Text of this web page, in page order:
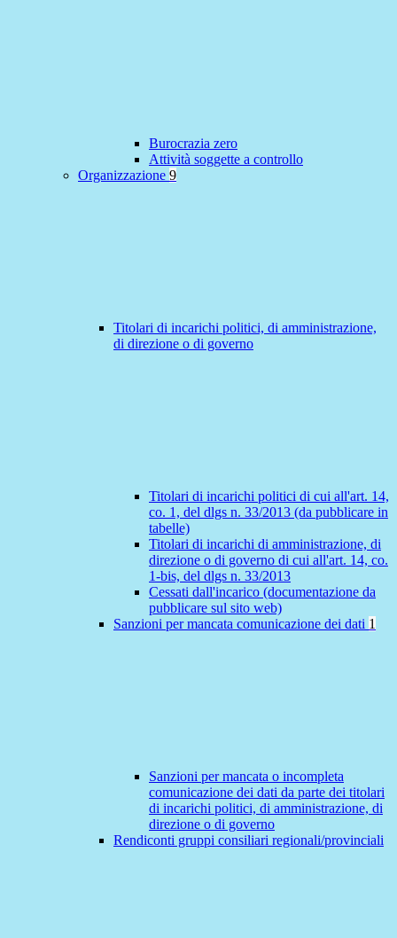
Burocrazia zero
Attività soggette a controllo
Organizzazione 9
Titolari di incarichi politici, di amministrazione,
di direzione o di governo
Titolari di incarichi politici di cui all'art. 14,
co. 1, del dlgs n. 33/2013 (da pubblicare in
tabelle)
Titolari di incarichi di amministrazione, di
direzione o di governo di cui all'art. 14, co.
1-bis, del dlgs n. 33/2013
Cessati dall'incarico (documentazione da
pubblicare sul sito web)
Sanzioni per mancata comunicazione dei dati 1
Sanzioni per mancata o incompleta
comunicazione dei dati da parte dei titolari
di incarichi politici, di amministrazione, di
direzione o di governo
Rendiconti gruppi consiliari regionali/provinciali